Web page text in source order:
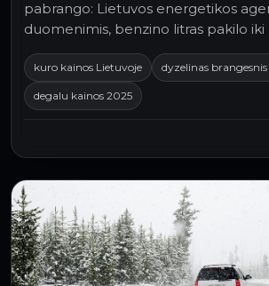
pabrango: Lietuvos energetikos
duomenimis, benzino litras pakilo iki
€/l, o …
kuro kainos Lietuvoje dyzelinas
degalu kainos 2025